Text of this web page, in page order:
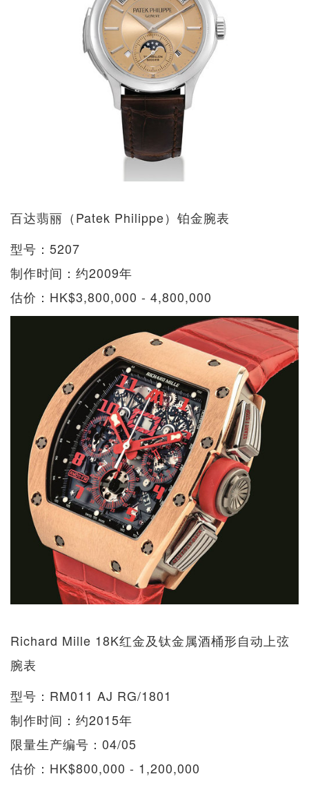
百达翡丽（Patek Philippe）铂金腕表
型号：5207
制作时间：约2009年
估价：HK$3,800,000 - 4,800,000
Richard Mille 18K红金及钛金属酒桶形自动上弦
腕表
型号：RM011 AJ RG/1801
制作时间：约2015年
限量生产编号：04/05
估价：HK$800,000 - 1,200,000